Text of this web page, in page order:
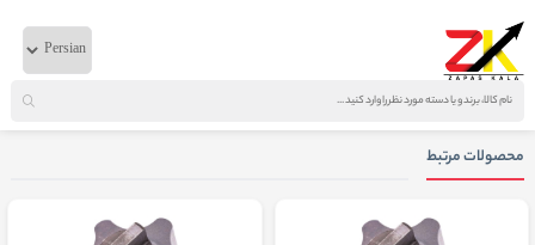
خانه لوازم گیربکسی ایویکو
محصولات مرتبط